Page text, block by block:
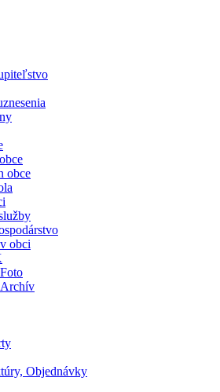
obce
obci
Foto
Archív
Objednávky